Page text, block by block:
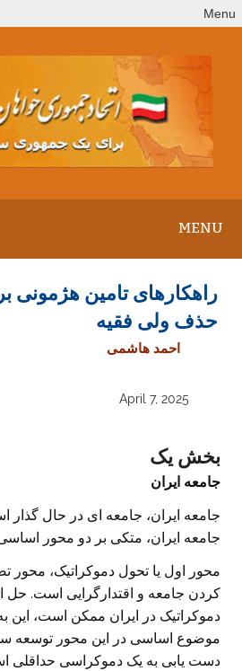
to
Menu
MENU
راهکارهای تامین هژمونی
حذف ولی فقیه
احمد هاشمی
April 7, 2025
بخش یک
جامعه ایران
جامعه ایران، جامعه ای در حال
جامعه ایران، متکی بر دو محور
محور اول یا تحول دموکراتیک، محور
کردن جامعه و اقتدارگرایی است. حل
دموکراتیک در ایران ممکن است، این
موضوع اساسی در این محور توسعه
دست یابی به یک دموکراسی حداقلی